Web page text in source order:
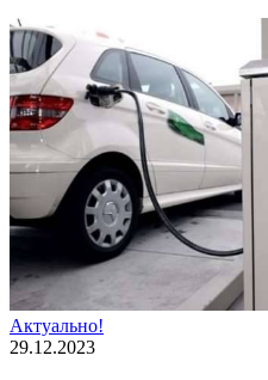
Актуально!
29.12.2023